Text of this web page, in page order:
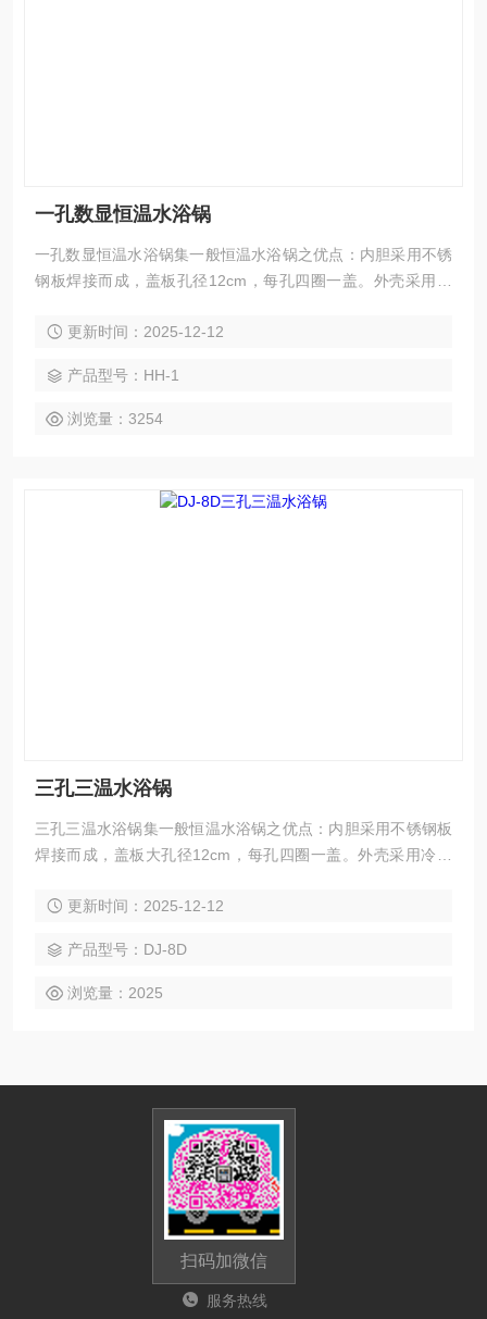
一孔数显恒温水浴锅
一孔数显恒温水浴锅集一般恒温水浴锅之优点：内胆采用不锈
钢板焊接而成，盖板孔径12cm，每孔四圈一盖。外壳采用冷
更新时间：2025-12-12
产品型号：HH-1
浏览量：3254
三孔三温水浴锅
三孔三温水浴锅集一般恒温水浴锅之优点：内胆采用不锈钢板
焊接而成，盖板大孔径12cm，每孔四圈一盖。外壳采用冷板
更新时间：2025-12-12
产品型号：DJ-8D
浏览量：2025
扫码加微信
服务热线